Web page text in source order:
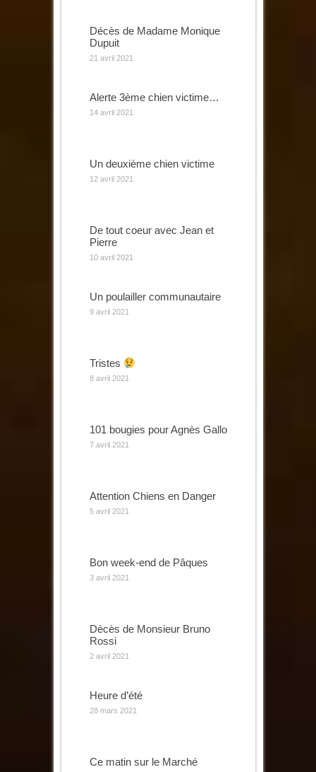
Décès de Madame Monique
Dupuit
21 avril 2021
Alerte 3ème chien victime…
14 avril 2021
Un deuxième chien victime
12 avril 2021
De tout coeur avec Jean et
Pierre
10 avril 2021
Un poulailler communautaire
9 avril 2021
Tristes
8 avril 2021
101 bougies pour Agnès Gallo
7 avril 2021
Attention Chiens en Danger
5 avril 2021
Bon week-end de Pâques
3 avril 2021
Dècès de Monsieur Bruno
Rossi
2 avril 2021
Heure d’été
28 mars 2021
Ce matin sur le Marché